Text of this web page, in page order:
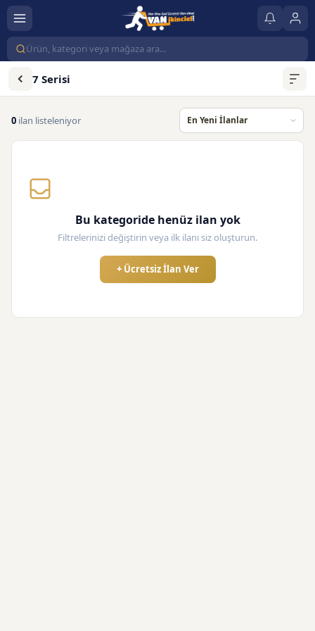
7 Serisi
0 ilan listeleniyor
Bu kategoride henüz ilan yok
Filtrelerinizi değiştirin veya ilk ilanı siz oluşturun.
+ Ücretsiz İlan Ver